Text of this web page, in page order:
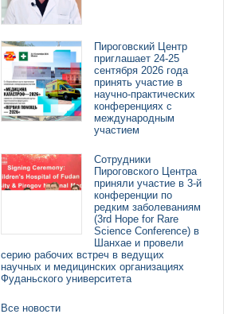
Пироговский Центр
приглашает 24-25
сентября 2026 года
принять участие в
научно-практических
конференциях с
международным
участием
Сотрудники
Пироговского Центра
приняли участие в 3-й
конференции по
редким заболеваниям
(3rd Hope for Rare
Science Conference) в
Шанхае и провели
серию рабочих встреч в ведущих
научных и медицинских организациях
Фуданьского университета
Все новости